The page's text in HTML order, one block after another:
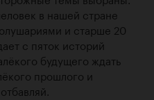
в нашей стране
и старше 20
с пяток историй
будущего ждать
прошлого и